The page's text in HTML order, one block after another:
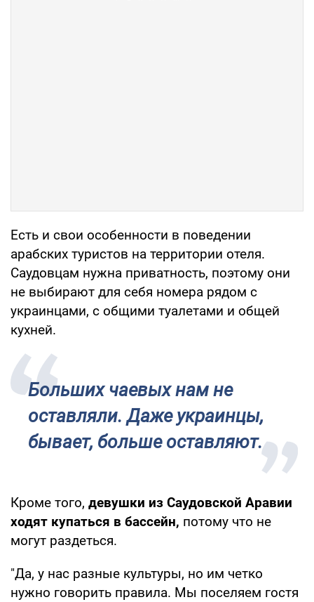
Есть и свои особенности в поведении
арабских туристов на территории отеля.
Саудовцам нужна приватность, поэтому они
не выбирают для себя номера рядом с
украинцами, с общими туалетами и общей
кухней.
Больших чаевых нам не
оставляли. Даже украинцы,
бывает, больше оставляют.
Кроме того, девушки из Саудовской Аравии
ходят купаться в бассейн, потому что не
могут раздеться.
"Да, у нас разные культуры, но им четко
нужно говорить правила. Мы поселяем гостя